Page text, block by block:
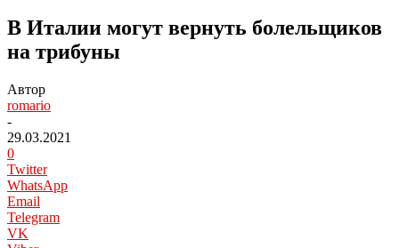
В Италии могут вернуть болельщиков
на трибуны
Автор
romario
-
29.03.2021
0
Twitter
WhatsApp
Email
Telegram
VK